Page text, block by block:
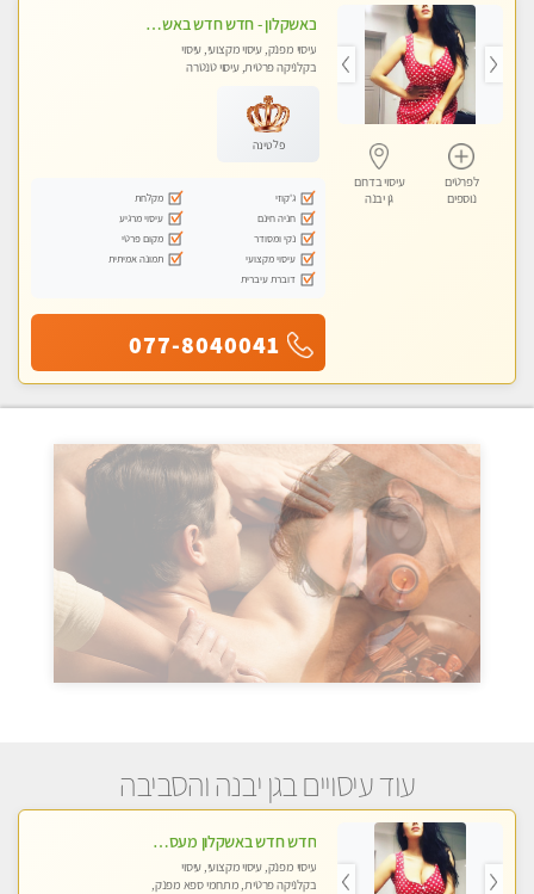
לפרטים
נוספים
עיסוי בדרום
גן יבנה
באשקלון - חדש חדש באשקלון מעסה מקצועית ומפנקת במיוחד פרטי !
עיסוי מפנק, עיסוי מקצועי, עיסוי
בקלניקה פרטית, עיסוי טנטרה
פלטינה
ג'קוזי
מקלחת
חניה חינם
עיסוי מרגיע
נקי ומסודר
מקום פרטי
עיסוי מקצועי
תמונה אמיתית
דוברת עיברית
077-8040041
עוד עיסויים בגן יבנה והסביבה
חדש חדש באשקלון מעסה מקצועית ומפנקת במיוחד פרטי !
עיסוי מפנק, עיסוי מקצועי, עיסוי
בקלניקה פרטית, מתחמי ספא מפנק,